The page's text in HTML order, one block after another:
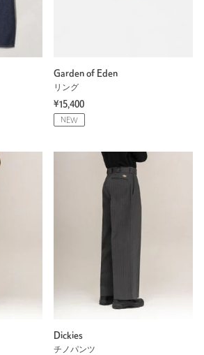
Garden of Eden
リング
¥15,400
NEW
Dickies
チノパンツ